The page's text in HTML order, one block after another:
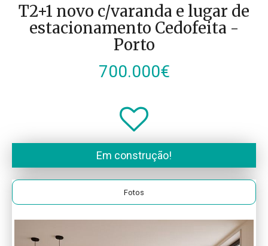
T2+1 novo c/varanda e lugar de
estacionamento Cedofeita -
Porto
700.000€
Em construção!
Fotos